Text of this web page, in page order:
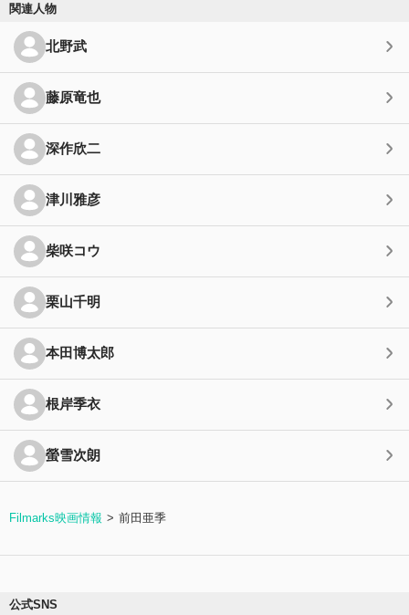
関連人物
北野武
藤原竜也
深作欣二
津川雅彦
柴咲コウ
栗山千明
本田博太郎
根岸季衣
螢雪次朗
Filmarks映画情報 前田亜季
公式SNS